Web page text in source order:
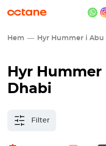
Hem Hyr Hummer i Abu
Hyr Hummer
Dhabi
Filter